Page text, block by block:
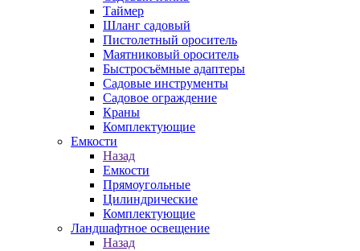
Таймер
Шланг садовый
Пистолетный ороситель
Маятниковый ороситель
Быстросъёмные адаптеры
Садовые инструменты
Садовое ограждение
Краны
Комплектующие
Емкости
Назад
Емкости
Прямоугольные
Цилиндрические
Комплектующие
Ландшафтное освещение
Назад